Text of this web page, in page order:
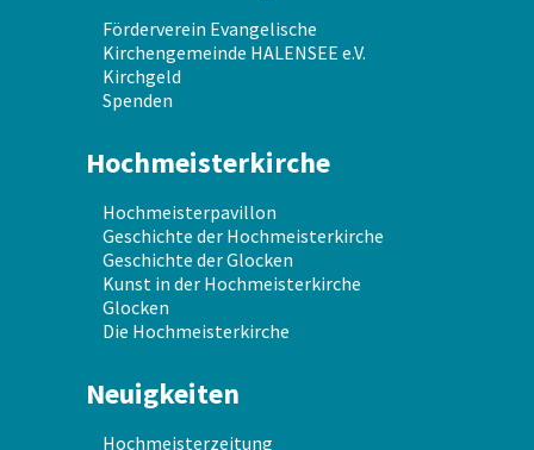
Förderverein Evangelische
Kirchengemeinde HALENSEE e.V.
Kirchgeld
Spenden
Hochmeisterkirche
Hochmeisterpavillon
Geschichte der Hochmeisterkirche
Geschichte der Glocken
Kunst in der Hochmeisterkirche
Glocken
Die Hochmeisterkirche
Neuigkeiten
Hochmeisterzeitung